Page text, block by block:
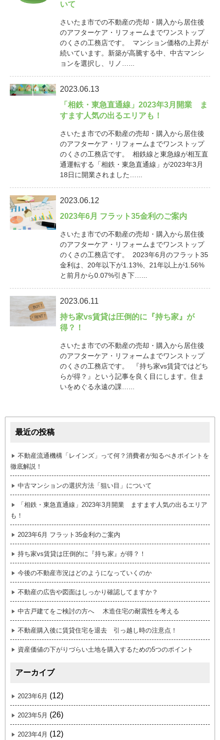
いて
さいたま市での不動産の売却・購入から居住後
のアフターケア・リフォームまでワンストップ
のくさの工務店です。 マンション価格の上昇が
続いています。新築が高騰する中、中古マンシ
ョンを選択し、リノ…...
2023.06.13
「相鉄・東急直通線」2023年3月開業 ま
すます人気の出るエリアも！
さいたま市での不動産の売却・購入から居住後
のアフターケア・リフォームまでワンストップ
のくさの工務店です。 相鉄線と東急線が相互直
通運転する「相鉄・東急直通線」が2023年3月
18日に開業されました…...
2023.06.12
2023年6月 フラット35金利のご案内
さいたま市での不動産の売却・購入から居住後
のアフターケア・リフォームまでワンストップ
のくさの工務店です。 2023年6月のフラット35
金利は、20年以下が1.13%、21年以上が1.56%
と前月から0.07%引き下…...
2023.06.11
持ち家vs賃貸は圧倒的に『持ち家』が
得？！
さいたま市での不動産の売却・購入から居住後
のアフターケア・リフォームまでワンストップ
のくさの工務店です。 『持ち家vs賃貸ではどち
らが得？』という記事を良く目にします。住ま
いをめぐる永遠の課…...
最近の投稿
不動産流通機構「レインズ」って何？消費者が知るべきポイントを
徹底解説！
中古マンションの選択方法「狙い目」について
「相鉄・東急直通線」2023年3月開業 ますます人気の出るエリア
も！
2023年6月 フラット35金利のご案内
持ち家vs賃貸は圧倒的に『持ち家』が得？！
今後の不動産市況はどのようになっていくのか
不動産の広告や図面はしっかり確認してますか？
中古戸建てをご検討の方へ 木造住宅の耐震性を考える
不動産購入後に賃貸住宅を退去 引っ越し時の注意点！
資産価値の下がりづらい土地を購入するための5つのポイント
アーカイブ
2023年6月 (12)
2023年5月 (26)
2023年4月 (12)